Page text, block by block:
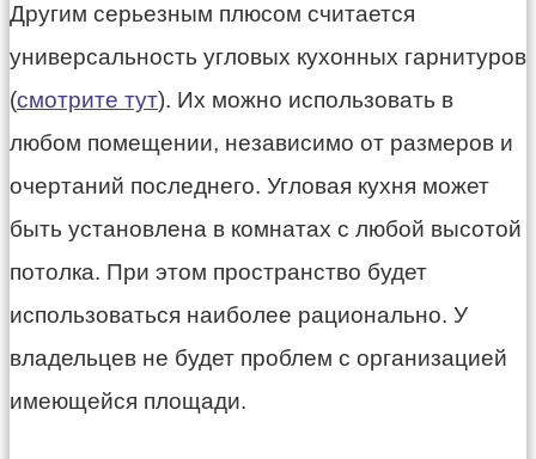
Другим серьезным плюсом считается
универсальность угловых кухонных гарнитуров
(смотрите тут). Их можно использовать в
любом помещении, независимо от размеров и
очертаний последнего. Угловая кухня может
быть установлена в комнатах с любой высотой
потолка. При этом пространство будет
использоваться наиболее рационально. У
владельцев не будет проблем с организацией
имеющейся площади.